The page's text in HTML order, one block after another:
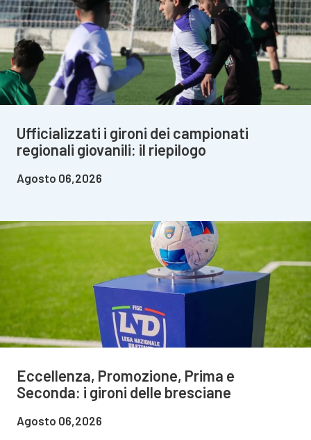
Ufficializzati i gironi dei campionati
regionali giovanili: il riepilogo
Agosto 06,2026
Eccellenza, Promozione, Prima e
Seconda: i gironi delle bresciane
Agosto 06,2026